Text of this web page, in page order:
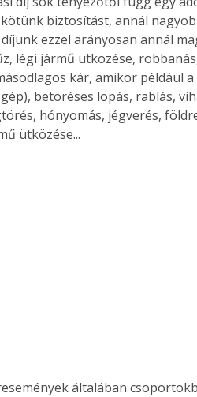
biztosítást, annál
ezzel arányosan annál
légi jármű ütközése,
kár, amikor például
betöréses lopás, rablás,
hónyomás, jégverés,
ütközése...